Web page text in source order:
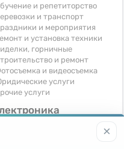
и репетиторство
и транспорт
и мероприятия
и установка техники
горничные
и ремонт
и видеосъемка
услуги
услуги
×